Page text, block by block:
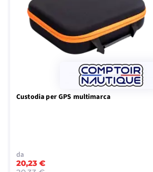
Custodia per GPS multimarca
da
20,23 €